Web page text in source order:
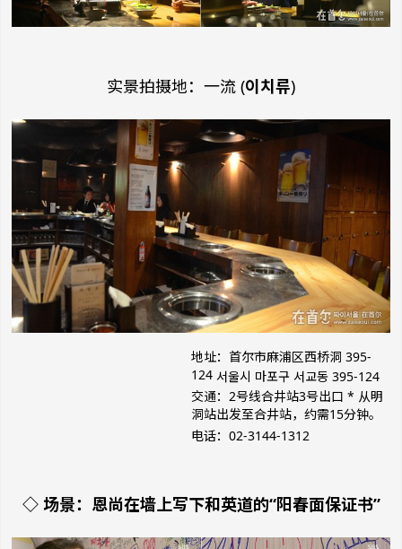
实景拍摄地：一流 (이치류)
地址：首尔市麻浦区西桥洞 395-
124 서울시 마포구 서교동 395-124
交通：2号线合井站3号出口 * 从明
洞站出发至合井站，约需15分钟。
电话：02-3144-1312
◇ 场景：恩尚在墙上写下和英道的“阳春面保证书”